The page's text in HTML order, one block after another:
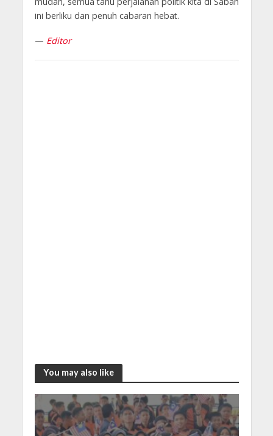
ini berliku dan penuh cabaran hebat.
— Editor
You may also like